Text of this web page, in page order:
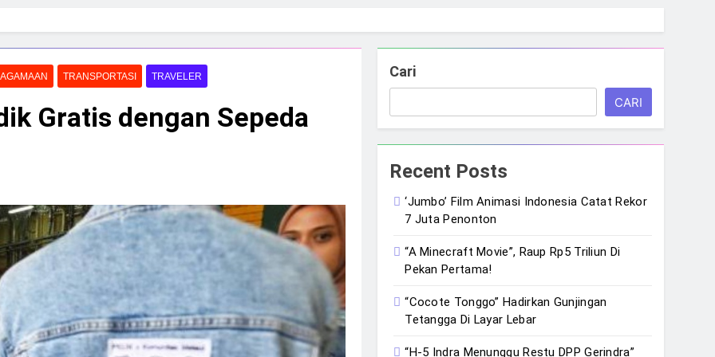
TRANSPORTASI TRAVELER
Gratis dengan Sepeda
Cari
CARI
Recent Posts
‘Jumbo’ Film Animasi Indonesia Catat Rekor
7 Juta Penonton
“A Minecraft Movie”, Raup Rp5 Triliun Di
Pekan Pertama!
“Cocote Tonggo” Hadirkan Gunjingan
Tetangga Di Layar Lebar
“H-5 Indra Menunggu Restu DPP Gerindra”